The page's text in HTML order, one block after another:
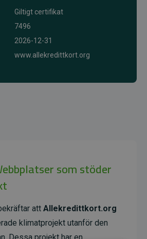
Giltigt certifikat
7496
2026-12-31
www.allekredittkort.org
som stöder
att Allekredittkort.org
klimatprojekt utanför den